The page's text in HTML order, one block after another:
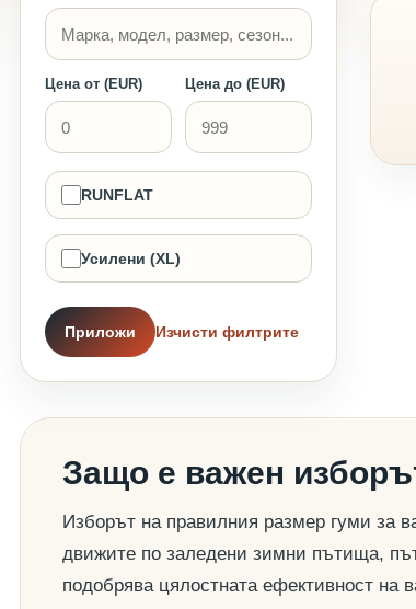
Цена от (EUR) Цена до (EUR)
RUNFLAT
Усилени (XL)
Приложи Изчисти филтрите
Защо е важен
Изборът на правилния размер гуми за
движите по заледени зимни пътища,
подобрява цялостната ефективност на